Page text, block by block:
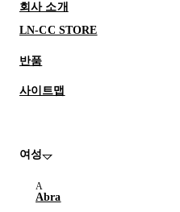
회사 소개
LN-CC STORE
반품
사이트맵
여성
Abra